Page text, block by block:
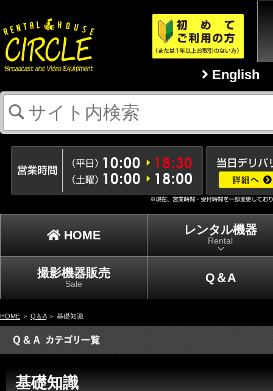
English
HOME レンタル機器
Rental
撮影機器販売
Sale Q＆A
HOME ＞ Q＆A＞ 基礎知識
基礎知識